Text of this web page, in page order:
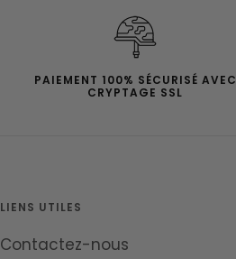
PAIEMENT 100% SÉCURISÉ AVEC
CRYPTAGE SSL
LIENS UTILES
Contactez-nous